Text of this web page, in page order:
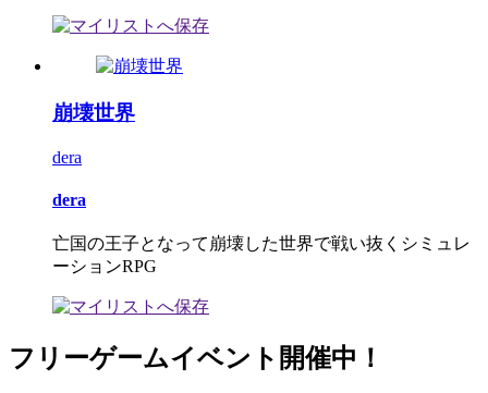
崩壊世界
dera
dera
亡国の王子となって崩壊した世界で戦い抜くシミュレ
ーションRPG
フリーゲームイベント開催中！